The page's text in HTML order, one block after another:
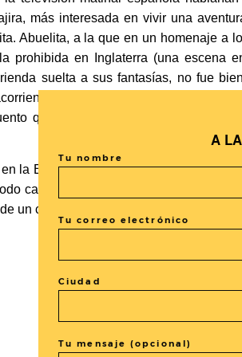
más interesada en vivir una
Abuelita, a la que en un homenaje a
prohibida en Inglaterra (una escena
suelta a sus fantasías, no fue
realizada desde las entrañas,
que se está haciendo en
la Escuela, y quedan muchas cosas
caso, ya sea desde San Antonio de
un cineasiático en Cuba.
A LA
Tu nombre
Tu correo electrónico
Ciudad
Tu mensaje (opcional)